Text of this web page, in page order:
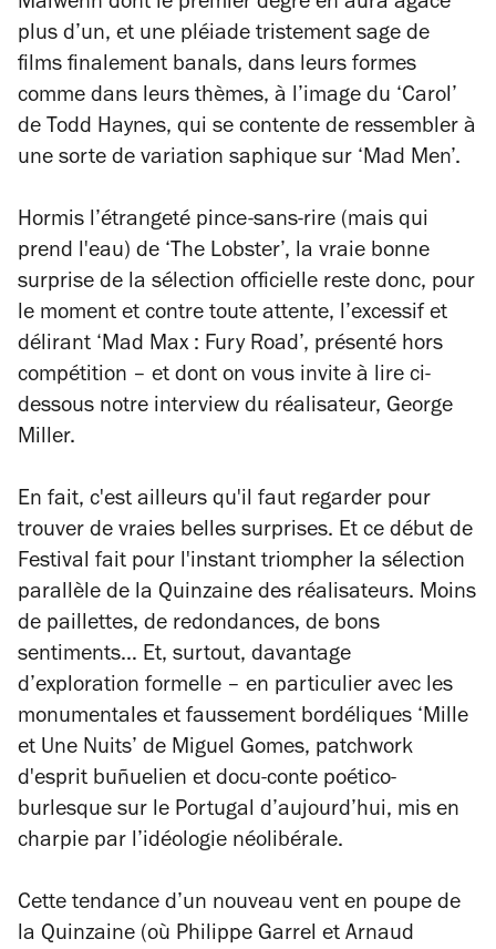
Maïwenn dont le premier degré en aura agacé
plus d’un, et une pléiade tristement sage de
films finalement banals, dans leurs formes
comme dans leurs thèmes, à l’image du ‘Carol’
de Todd Haynes, qui se contente de ressembler à
une sorte de variation saphique sur ‘Mad Men’.
Hormis l’étrangeté pince-sans-rire (mais qui
prend l'eau) de ‘The Lobster’, la vraie bonne
surprise de la sélection officielle reste donc, pour
le moment et contre toute attente, l’excessif et
délirant ‘Mad Max : Fury Road’, présenté hors
compétition – et dont on vous invite à lire ci-
dessous notre interview du réalisateur, George
Miller.
En fait, c'est ailleurs qu'il faut regarder pour
trouver de vraies belles surprises. Et ce début de
Festival fait pour l'instant triompher la sélection
parallèle de la Quinzaine des réalisateurs. Moins
de paillettes, de redondances, de bons
sentiments… Et, surtout, davantage
d’exploration formelle – en particulier avec les
monumentales et faussement bordéliques ‘Mille
et Une Nuits’ de Miguel Gomes, patchwork
d'esprit buñuelien et docu-conte poético-
burlesque sur le Portugal d’aujourd’hui, mis en
charpie par l’idéologie néolibérale.
Cette tendance d’un nouveau vent en poupe de
la Quinzaine (où Philippe Garrel et Arnaud